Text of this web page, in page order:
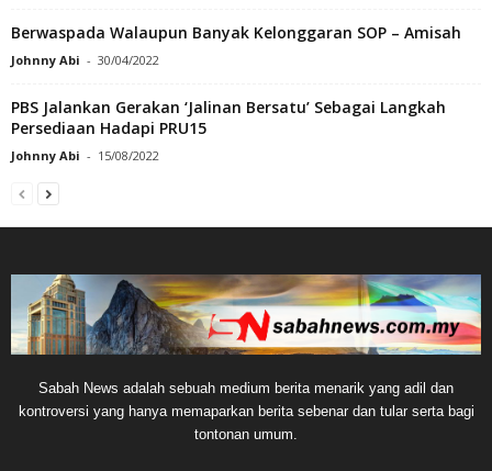
Berwaspada Walaupun Banyak Kelonggaran SOP – Amisah
Johnny Abi - 30/04/2022
PBS Jalankan Gerakan ‘Jalinan Bersatu’ Sebagai Langkah
Persediaan Hadapi PRU15
Johnny Abi - 15/08/2022
Sabah News adalah sebuah medium berita menarik yang adil dan
kontroversi yang hanya memaparkan berita sebenar dan tular serta bagi
tontonan umum.